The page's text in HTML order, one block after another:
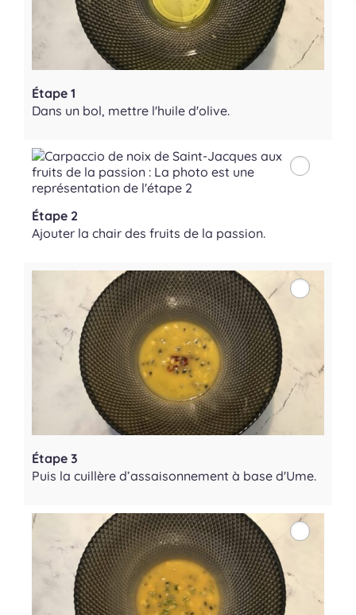
Étape 1
Dans un bol, mettre l'huile d'olive.
Étape 2
Ajouter la chair des fruits de la passion.
Étape 3
Puis la cuillère d’assaisonnement à base d'Ume.